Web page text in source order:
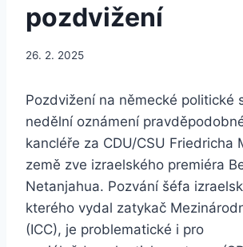
pozdvižení
26. 2. 2025
Pozdvižení na německé politické
nedělní oznámení
kancléře za CDU/CSU Friedricha
země zve izraelského premiéra
Netanjahua. Pozvání šéfa
kterého vydal zatykač
(ICC), je problematické i pro